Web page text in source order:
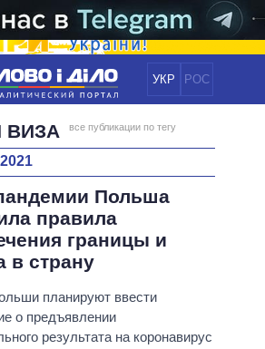
УКР РОС
НОВОСТИ
ЭКОНОМИКА
ОБЩЕСТВО
МИР
ОБЕЩАНИЯ
ПОЛИТИКИ
И ОФИС
РАДА
ИНФОГРАФИКА
ПОДДЕРЖАТЬ
ВИЗА все публикации по тегу
Польша
правила
границы и
в страну
планируют ввести
о предъявлении
результата на коронавирус